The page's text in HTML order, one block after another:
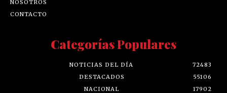
NOSOTROS
CONTACTO
Categorías Populares
NOTICIAS DEL DÍA
72483
DESTACADOS
55106
NACIONAL
17902